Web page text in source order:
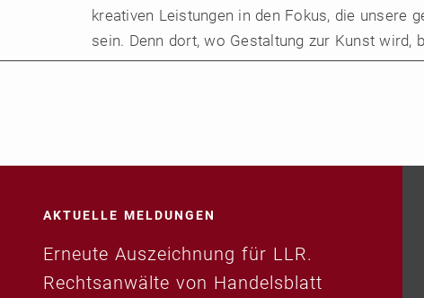
kreativen Leistungen in den Fokus, die unsere
sein. Denn dort, wo Gestaltung zur Kunst wird,
AKTUELLE MELDUNGEN
Erneute Auszeichnung für LLR.
Rechtsanwälte von Handelsblatt